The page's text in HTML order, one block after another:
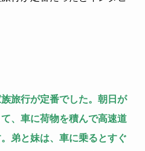
旅行が定番でした。朝日が
、車に荷物を積んで高速道
弟と妹は、車に乗るとすぐ